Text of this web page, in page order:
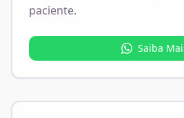
paciente.
Saiba